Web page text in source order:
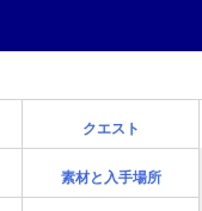
クエスト
素材と入手場所